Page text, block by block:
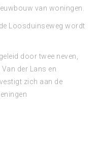
van woningen.
Loosduinseweg wordt
door twee neven,
der Lans en
zich aan de